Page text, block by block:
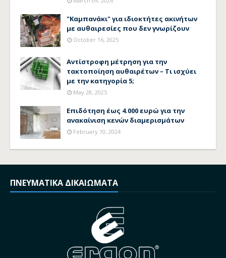
"Καμπανάκι" για ιδιοκτήτες ακινήτων
με αυθαιρεσίες που δεν γνωρίζουν
October 16, 2025
Αντίστροφη μέτρηση για την
τακτοποίηση αυθαιρέτων – Τι ισχύει
με την κατηγορία 5;
May 28, 2025
Επιδότηση έως 4.000 ευρώ για την
ανακαίνιση κενών διαμερισμάτων
February 10, 2024
ΠΝΕΥΜΑΤΙΚΑ ΔΙΚΑΙΩΜΑΤΑ